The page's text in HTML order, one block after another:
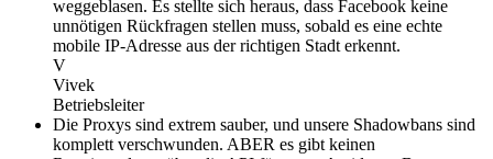
weggeblasen. Es stellte sich heraus, dass Facebook keine
unnötigen Rückfragen stellen muss, sobald es eine echte
mobile IP-Adresse aus der richtigen Stadt erkennt.
V
Vivek
Betriebsleiter
Die Proxys sind extrem sauber, und unsere Shadowbans sind
komplett verschwunden. ABER es gibt keinen